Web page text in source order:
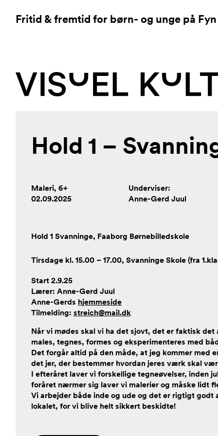
Fritid & fremtid for børn- og unge på
Hold 1 –
Maleri, 6+
02.09.2025
Underviser:
Anne-Gerd Juul
Hold 1 Svanninge, Faaborg Børnebilledskole
Tirsdage kl. 15.00 – 17.00, Svanninge Skole (fra
Start 2.9.25
Lærer: Anne-Gerd Juul
Anne-Gerds hjemmeside
Tilmelding: streich@mail.dk
Når vi mødes skal vi ha det sjovt, det er faktisk
males, tegnes, formes og eksperimenteres med
Det forgår altid på den måde, at jeg kommer med
det jer, der bestemmer hvordan jeres værk skal
I efteråret laver vi forskellige tegneøvelser, inden
foråret nærmer sig laver vi malerier og måske lidt
Vi arbejder både inde og ude og det er rigtigt godt
lokalet, for vi blive helt sikkert beskidte!